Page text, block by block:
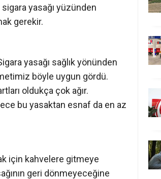
yasağı yüzünden
gerekir.
yasağı sağlık yönünden
böyle uygun gördü.
oldukça çok ağır.
bu yasaktan esnaf da en az
için kahvelere gitmeye
geri dönmeyeceğine